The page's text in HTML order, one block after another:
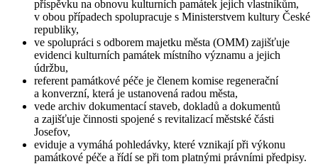
příspěvku na obnovu kulturních památek jejich vlastníkům,
v obou případech spolupracuje s Ministerstvem kultury České
republiky,
ve spolupráci s odborem majetku města (OMM) zajišťuje
evidenci kulturních památek místního významu a jejich
údržbu,
referent památkové péče je členem komise regenerační
a konverzní, která je ustanovená radou města,
vede archiv dokumentací staveb, dokladů a dokumentů
a zajišťuje činnosti spojené s revitalizací městské části
Josefov,
eviduje a vymáhá pohledávky, které vznikají při výkonu
památkové péče a řídí se při tom platnými právními předpisy.